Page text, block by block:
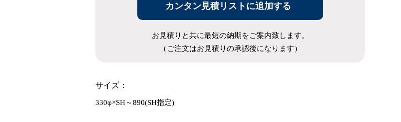
カンタン見積リストに追加する
お見積りと共に最短の納期をご案内致します。
（ご注文はお見積りの承認後になります）
サイズ：
330φ×SH～890(SH指定)